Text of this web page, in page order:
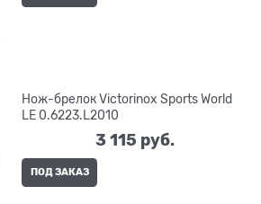
Нож-брелок Victorinox Sports World
LE 0.6223.L2010
3 115 руб.
ПОД ЗАКАЗ